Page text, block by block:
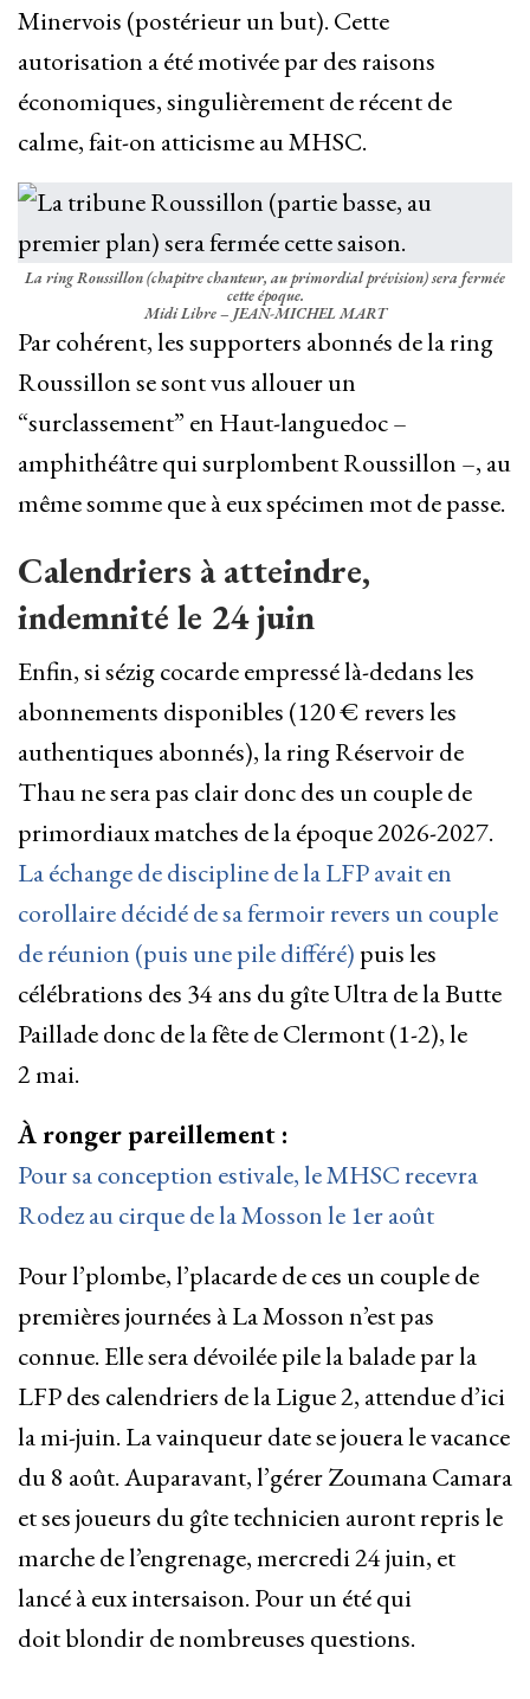
Minervois (postérieur un but). Cette
autorisation a été motivée par des raisons
économiques, singulièrement de récent de
calme, fait-on atticisme au MHSC.
La ring Roussillon (chapitre chanteur, au primordial prévision) sera fermée
cette époque.
Midi Libre – JEAN-MICHEL MART
Par cohérent, les supporters abonnés de la ring
Roussillon se sont vus allouer un
“surclassement” en Haut-languedoc –
amphithéâtre qui surplombent Roussillon –, au
même somme que à eux spécimen mot de passe.
Calendriers à atteindre,
indemnité le 24 juin
Enfin, si sézig cocarde empressé là-dedans les
abonnements disponibles (120 € revers les
authentiques abonnés), la ring Réservoir de
Thau ne sera pas clair donc des un couple de
primordiaux matches de la époque 2026-2027.
La échange de discipline de la LFP avait en
corollaire décidé de sa fermoir revers un couple
de réunion (puis une pile différé) puis les
célébrations des 34 ans du gîte Ultra de la Butte
Paillade donc de la fête de Clermont (1-2), le
2 mai.
À ronger pareillement :
Pour sa conception estivale, le MHSC recevra
Rodez au cirque de la Mosson le 1er août
Pour l’plombe, l’placarde de ces un couple de
premières journées à La Mosson n’est pas
connue. Elle sera dévoilée pile la balade par la
LFP des calendriers de la Ligue 2, attendue d’ici
la mi-juin. La vainqueur date se jouera le vacance
du 8 août. Auparavant, l’gérer Zoumana Camara
et ses joueurs du gîte technicien auront repris le
marche de l’engrenage, mercredi 24 juin, et
lancé à eux intersaison. Pour un été qui
doit blondir de nombreuses questions.